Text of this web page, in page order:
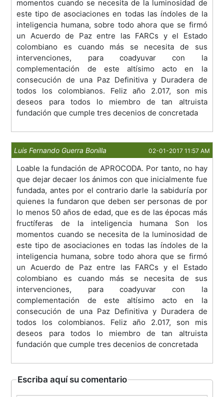
momentos cuando se necesita de la luminosidad de
este tipo de asociaciones en todas las índoles de la
inteligencia humana, sobre todo ahora que se firmó
un Acuerdo de Paz entre las FARCs y el Estado
colombiano es cuando más se necesita de sus
intervenciones, para coadyuvar con la
complementación de este altísimo acto en la
consecución de una Paz Definitiva y Duradera de
todos los colombianos. Feliz año 2.017, son mis
deseos para todos lo miembro de tan altruista
fundación que cumple tres decenios de concretada
Luis Fernando Guerra Bonilla 02-01-2017 11:57 AM
Loable la fundación de APROCODA. Por tanto, no hay
que dejar decaer los ánimos con que inicialmente fue
fundada, antes por el contrario darle la sabiduría por
quienes la fundaron que deben ser personas de por
lo menos 50 años de edad, que es de las épocas más
fructíferas de la inteligencia humana Son los
momentos cuando se necesita de la luminosidad de
este tipo de asociaciones en todas las índoles de la
inteligencia humana, sobre todo ahora que se firmó
un Acuerdo de Paz entre las FARCs y el Estado
colombiano es cuando más se necesita de sus
intervenciones, para coadyuvar con la
complementación de este altísimo acto en la
consecución de una Paz Definitiva y Duradera de
todos los colombianos. Feliz año 2.017, son mis
deseos para todos lo miembro de tan altruista
fundación que cumple tres decenios de concretada
Escriba aquí su comentario